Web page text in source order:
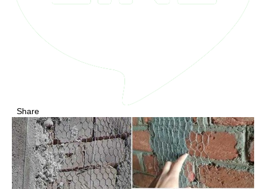
Share